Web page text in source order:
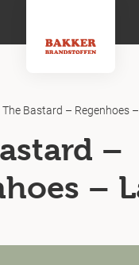
The Bastard – Regenhoes
–
–